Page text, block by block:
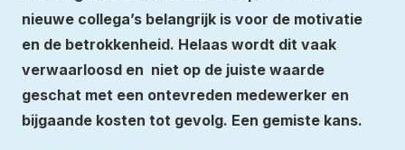
nieuwe collega’s belangrijk is voor de motivatie
en de betrokkenheid. Helaas wordt dit vaak
verwaarloosd en niet op de juiste waarde
geschat met een ontevreden medewerker en
bijgaande kosten tot gevolg. Een gemiste kans.